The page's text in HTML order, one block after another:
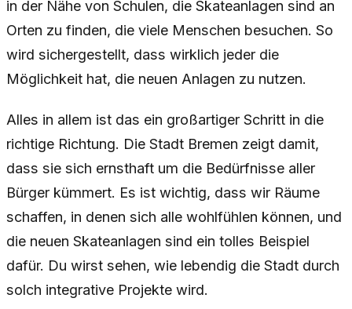
in der Nähe von Schulen, die Skateanlagen sind an
Orten zu finden, die viele Menschen besuchen. So
wird sichergestellt, dass wirklich jeder die
Möglichkeit hat, die neuen Anlagen zu nutzen.
Alles in allem ist das ein großartiger Schritt in die
richtige Richtung. Die Stadt Bremen zeigt damit,
dass sie sich ernsthaft um die Bedürfnisse aller
Bürger kümmert. Es ist wichtig, dass wir Räume
schaffen, in denen sich alle wohlfühlen können, und
die neuen Skateanlagen sind ein tolles Beispiel
dafür. Du wirst sehen, wie lebendig die Stadt durch
solch integrative Projekte wird.